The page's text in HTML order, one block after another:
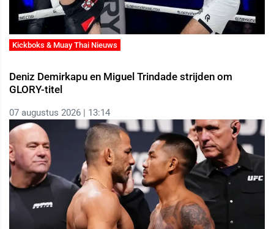
Kickboks & Muay Thai Nieuws
Deniz Demirkapu en Miguel Trindade strijden om
GLORY-titel
07 augustus 2026 | 13:14